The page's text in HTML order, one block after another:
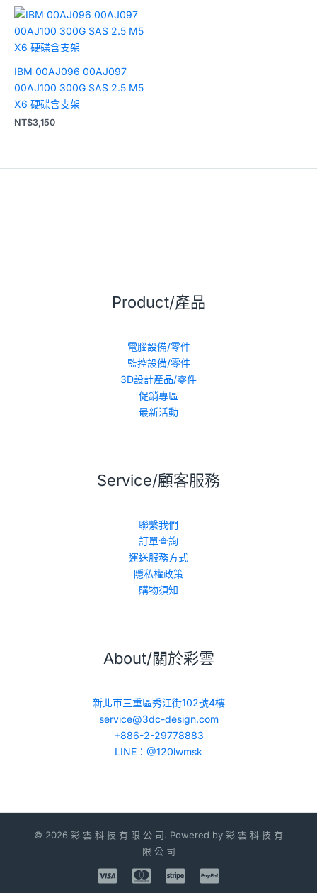
IBM 00AJ096 00AJ097
00AJ100 300G SAS 2.5 M5
X6 硬碟含支架
NT$3,150
Product/產品
電腦設備/零件
監控設備/零件
3D設計產品/零件
促銷專區
最新活動
Service/顧客服務
聯繫我們
訂單查詢
運送服務方式
隱私權政策
購物須知
About/關於彩雲
新北市三重區秀江街102號4樓
service@3dc-design.com
+886-2-29778883
LINE：@120lwmsk
© 2026 彩 雲 科 技 有 限 公 司. Powered by 彩 雲 科 技 有
限 公 司